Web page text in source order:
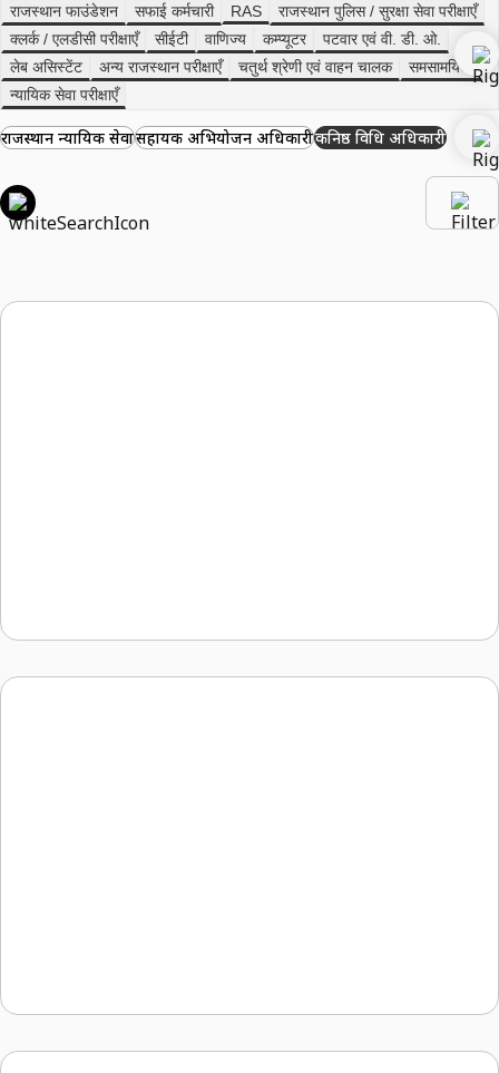
राजस्थान फाउंडेशन सफाई कर्मचारी RAS
राजस्थान पुलिस / सुरक्षा सेवा परीक्षाएँ
क्लर्क / एलडीसी परीक्षाएँ
सीईटी वाणिज्य कम्प्यूटर
पटवार एवं वी. डी. ओ.
लेब असिस्टेंट
अन्य राजस्थान परीक्षाएँ चतुर्थ श्रेणी एवं वाहन चालक
समसामयिकी
न्यायिक सेवा परीक्षाएँ
राजस्थान न्यायिक सेवासहायक अभियोजन अधिकारीकनिष्ठ विधि अधिकारी